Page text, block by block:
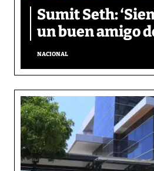
Sumit Seth:
un buen amigo
NACIONAL